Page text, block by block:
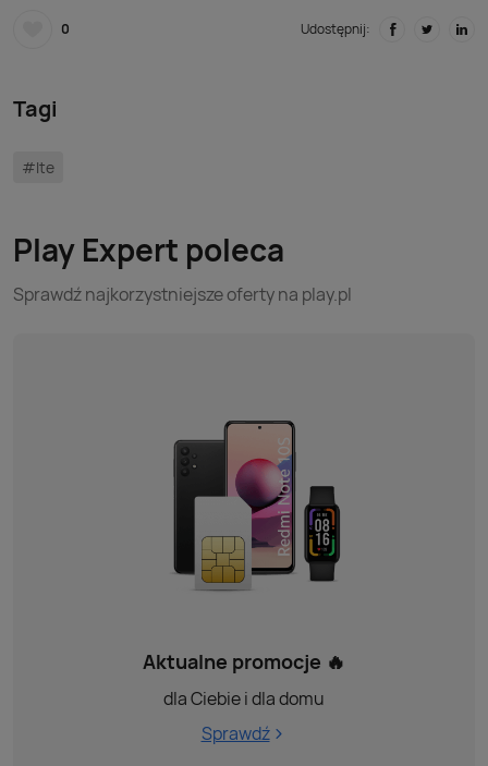
0 Udostępnij:
Tagi
#lte
Play Expert poleca
Sprawdź najkorzystniejsze oferty na play.pl
Aktualne promocje 🔥
dla Ciebie i dla domu
Sprawdź